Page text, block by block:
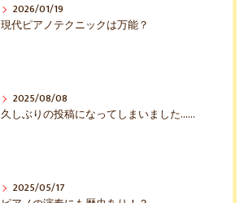
2026/01/19
現代ピアノテクニックは万能？
2025/08/08
久しぶりの投稿になってしまいました……
2025/05/17